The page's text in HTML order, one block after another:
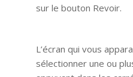
sur le bouton Revoir.
L’écran qui vous
sélectionner une ou